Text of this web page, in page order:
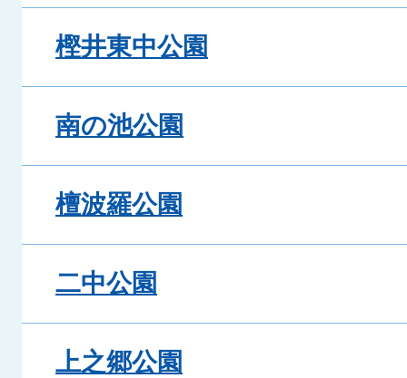
樫井東中公園
南の池公園
檀波羅公園
二中公園
上之郷公園